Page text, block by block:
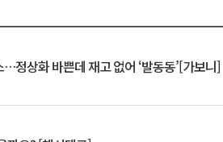
정상화 바쁜데 재고 없어 ‘발동동’[가보니]